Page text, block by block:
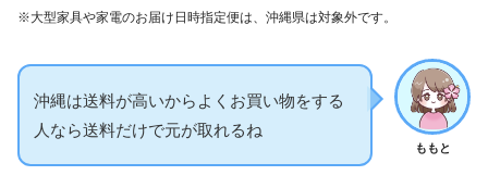
※大型家具や家電のお届け日時指定便は、沖縄県は対象外です。
ももと
沖縄は送料が高いからよくお買い物をする
人なら送料だけで元が取れるね